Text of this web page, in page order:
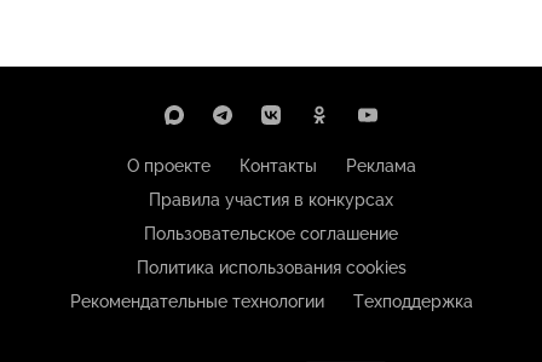
О проекте Контакты
Реклама
Правила участия в конкурсах
Пользовательское соглашение
Политика использования cookies
Рекомендательные технологии
Техподдержка